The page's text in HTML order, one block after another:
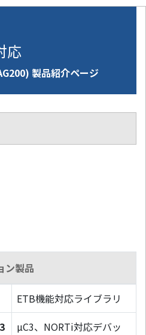
応
製品紹介ページ
ン製品
ETB機能対応ライブラリ
µC3、NORTi対応デバッ